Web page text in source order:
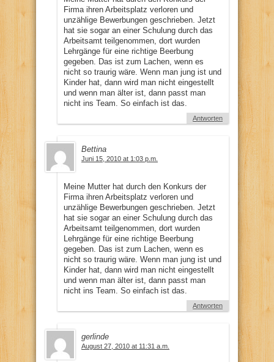
Firma ihren Arbeitsplatz verloren und
unzählige Bewerbungen geschrieben. Jetzt
hat sie sogar an einer Schulung durch das
Arbeitsamt teilgenommen, dort wurden
Lehrgänge für eine richtige Beerbung
gegeben. Das ist zum Lachen, wenn es
nicht so traurig wäre. Wenn man jung ist und
Kinder hat, dann wird man nicht eingestellt
und wenn man älter ist, dann passt man
nicht ins Team. So einfach ist das.
Antworten
Bettina
Juni 15, 2010 at 1:03 p.m.
Meine Mutter hat durch den Konkurs der
Firma ihren Arbeitsplatz verloren und
unzählige Bewerbungen geschrieben. Jetzt
hat sie sogar an einer Schulung durch das
Arbeitsamt teilgenommen, dort wurden
Lehrgänge für eine richtige Beerbung
gegeben. Das ist zum Lachen, wenn es
nicht so traurig wäre. Wenn man jung ist und
Kinder hat, dann wird man nicht eingestellt
und wenn man älter ist, dann passt man
nicht ins Team. So einfach ist das.
Antworten
gerlinde
August 27, 2010 at 11:31 a.m.